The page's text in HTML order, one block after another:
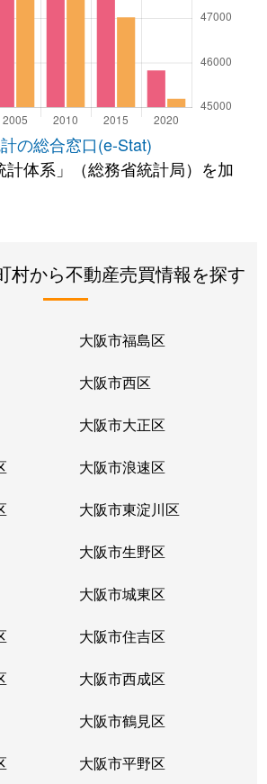
の総合窓口(e-Stat)
計体系」（総務省統計局）を加
村から不動産売買情報を探す
大阪市福島区
大阪市西区
大阪市大正区
大阪市浪速区
大阪市東淀川区
大阪市生野区
大阪市城東区
大阪市住吉区
大阪市西成区
大阪市鶴見区
大阪市平野区